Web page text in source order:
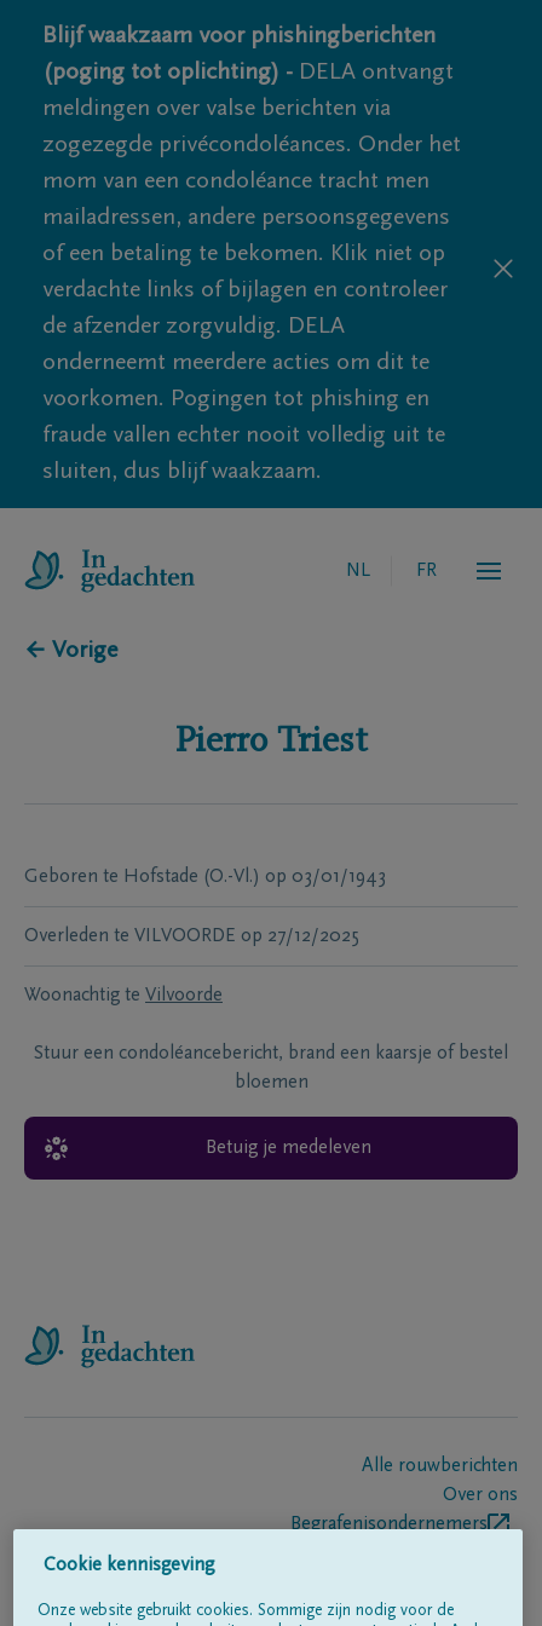
Blijf waakzaam voor phishingberichten
(poging tot oplichting) - DELA ontvangt
meldingen over valse berichten via
zogezegde privécondoléances. Onder het
mom van een condoléance tracht men
mailadressen, andere persoonsgegevens
of een betaling te bekomen. Klik niet op
verdachte links of bijlagen en controleer
de afzender zorgvuldig. DELA
onderneemt meerdere acties om dit te
voorkomen. Pogingen tot phishing en
fraude vallen echter nooit volledig uit te
sluiten, dus blijf waakzaam.
NL FR
← Vorige
Pierro Triest
Geboren te Hofstade (O.-Vl.) op 03/01/1943
Overleden te VILVOORDE op 27/12/2025
Woonachtig te Vilvoorde
Stuur een condoléancebericht, brand een kaarsje of bestel
bloemen
Betuig je medeleven
Alle rouwberichten
Over ons
Begrafenisondernemers
Cookie kennisgeving
Onze website gebruikt cookies. Sommige zijn nodig voor de